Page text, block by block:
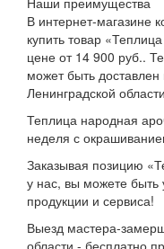
В интернет-магазине
купить товар
цене от 14 900 руб..
может быть
Ленинградской
Теплица народная
неделя с
Заказывая позицию
у нас, вы можете быть
продукции и сервиса!
Выезд мастера-
области - бесплатно